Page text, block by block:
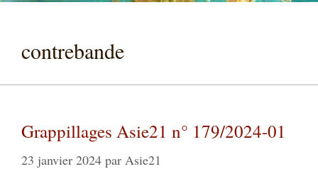
contrebande
Grappillages Asie21 n° 179/2024-01
23 janvier 2024 par Asie21